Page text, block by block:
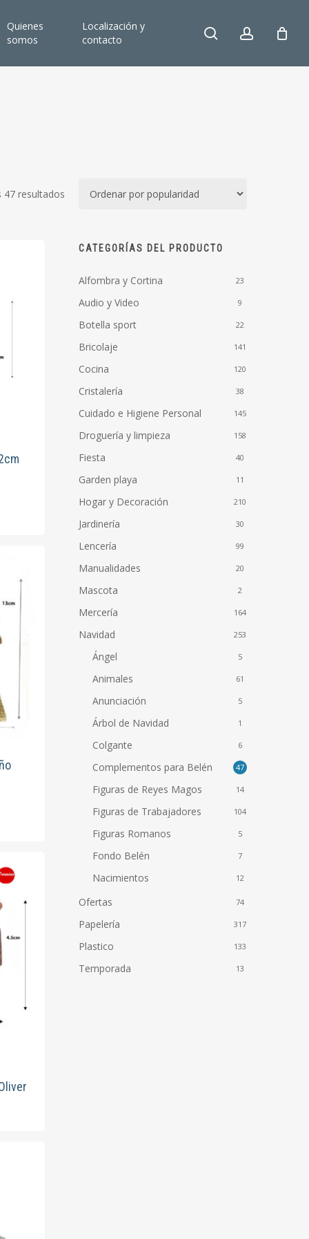
Quienes
somos
Localización y
contacto
search account
resultados Ordenado
CATEGORÍAS DEL PRODUCTO
Alfombra y Cortina 23
Audio y Video 9
Botella sport 22
Bricolaje 141
Cocina 120
Cristalería 38
Cuidado e Higiene Personal 145
Droguería y limpieza 158
Fiesta 40
Garden playa 11
Hogar y Decoración 210
Jardinería 30
Lencería 99
Manualidades 20
Mascota 2
Mercería 164
Navidad 253
Ángel 5
Animales 61
Anunciación 5
Árbol de Navidad 1
Colgante 6
Complementos para Belén 47
Figuras de Reyes Magos 14
Figuras de Trabajadores 104
Figuras Romanos 5
Fondo Belén 7
Nacimientos 12
Ofertas 74
Papelería 317
Plastico 133
Temporada 13